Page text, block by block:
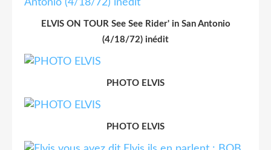
ELVIS ON TOUR See See Rider' in San Antonio
(4/18/72) inédit
PHOTO ELVIS
PHOTO ELVIS